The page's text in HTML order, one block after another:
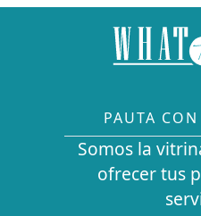
PAUTA
Somos la
ofrecer tus